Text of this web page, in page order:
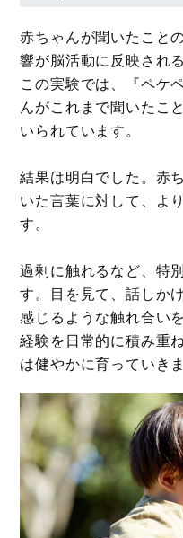
赤ちゃんが聞いたこと
響が脳活動に反映され
この実験では、『ペケ
んがこれまで聞いたこ
いられています。
結果は明白でした。赤
いた言葉に対して、よ
す。
過剰に触れるなど、特
す。目を見て、話しか
感じるような触れ合い
経験を日常的に積み重
は健やかに育っていき